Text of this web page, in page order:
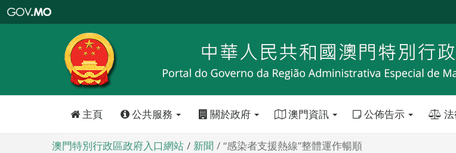
特
政
區
政
口
主頁 公共服務 關於政府 澳門資訊 公佈告示
澳門特別行政區政府入口網站 新聞 “感染者支援熱線”整體運作暢順